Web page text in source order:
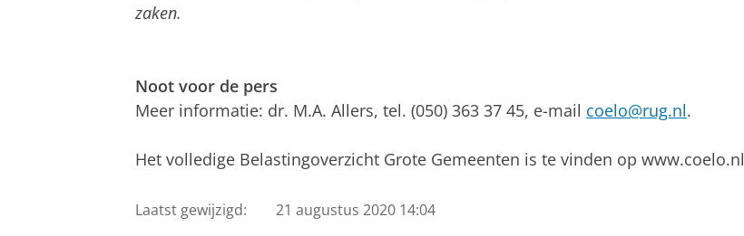
zaken.
Noot voor de pers
Meer informatie: dr. M.A. Allers, tel. (050) 363 37 45, e-mail coelo@rug.nl.
Het volledige Belastingoverzicht Grote Gemeenten is te vinden op www.coelo.nl
Laatst gewijzigd: 21 augustus 2020 14:04